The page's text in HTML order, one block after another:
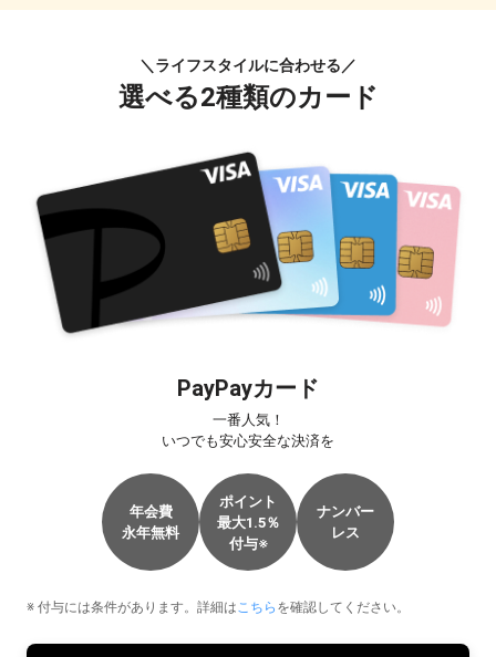
＼ライフスタイルに合わせる／
選べる2種類のカード
PayPayカード
一番人気！
いつでも安心安全な決済を
年会費
永年無料
ポイント
最大1.5％
付与※
ナンバー
レス
※ 付与には条件があります。詳細はこちら を確認してください。